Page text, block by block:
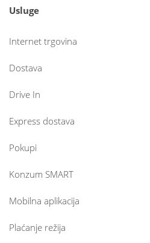
Usluge
Internet trgovina
Dostava
Drive In
Express dostava
Pokupi
Konzum SMART
Mobilna aplikacija
Plaćanje režija